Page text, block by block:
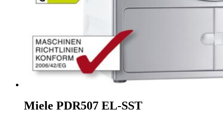
Miele PDR507 EL-SST